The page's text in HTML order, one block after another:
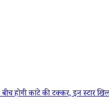
कांटे की टक्कर, इन स्टार